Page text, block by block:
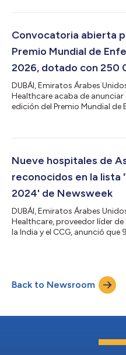
inscripciones de 214 países,
de todo el mundo. Los
Convocatoria abierta
Premio Mundial de
2026, dotado con 250
DUBÁI, Emiratos Árabes
Healthcare acaba de
edición del Premio Mundial de
invita a presentar
contribuciones significativas
paciente, el liderazgo en
Nueve hospitales de
reconocidos en la lista
2024' de Newsweek
DUBÁI, Emiratos Árabes
Healthcare, proveedor líder
la India y el CCG, anunció
Mankhool (puesto N.º 5),
14), Medcare Hospital - Al
Back to Newsroom